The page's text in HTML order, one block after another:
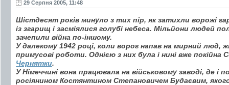
29 Серпня 2005, 11:48
Шістдесят років минуло з тих пір, як затихли ворожі
із згарищ і засміялися голубі небеса. Мільйони людей
зачепили війна по-іншому.
У далекому 1942 році, коли ворог напав на мирний люд,
примусові роботи. Однією з них була і нині вже покійна
Чернятки.
У Німеччині вона працювала на військовому заводі, де і
росіянином Костянтином Степановичем Будаєвим,